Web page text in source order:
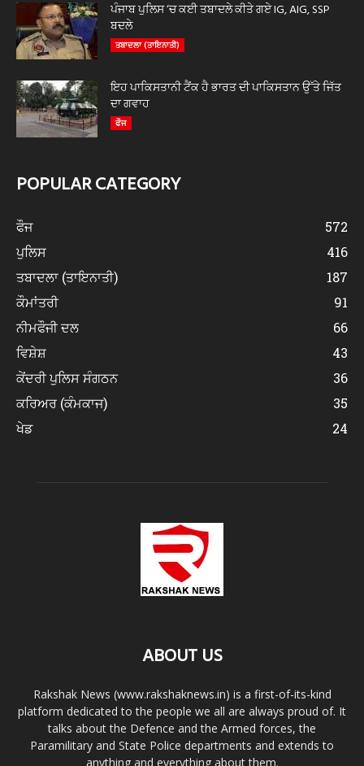
ਪੰਜਾਬ ਪੁਲਿਸ ‘ਚ ਕਈ ਤਬਾਦਲੇ ਕੀਤੇ ਗਏ IG, AIG, SSP
ਬਦਲੇ
ਤਬਾਦਲਾ (ਤਾਇਨਾਤੀ)
ਇਹ ਪਾਕਿਸਤਾਨੀ ਟੈਂਕ ਹੈ ਭਾਰਤ ਦੀ ਪਾਕਿਸਤਾਨ ਉੱਤੇ ਜਿੱਤ
ਦਾ ਗਵਾਹ
ਫੌਜ
POPULAR CATEGORY
ਫੌਜ
572
ਪੁਲਿਸ
416
ਤਬਾਦਲਾ (ਤਾਇਨਾਤੀ)
187
ਕੌਮਾਂਤਰੀ
91
ਨੀਮਫੌਜੀ ਦਲ
66
ਵਿਸ਼ੇਸ਼
43
ਕੇਂਦਰੀ ਪੁਲਿਸ ਸੰਗਠਨ
36
ਕਰਿਅਰ (ਕੰਮਕਾਜ)
35
ਖੇਡ
24
ABOUT US
Rakshak News (www.rakshaknews.in) is a first-of-its-kind
platform dedicated to the people we all are always proud of. It
talks about the Defence and the Armed forces, the
Paramilitary and State Police departments and extends to
anything and everything about them.